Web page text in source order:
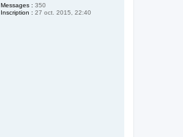
Messages : 350
Inscription : 27 oct. 2015, 22:40